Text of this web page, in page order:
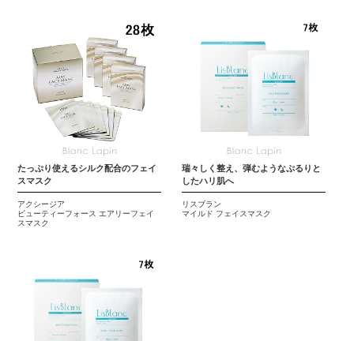
たっぷり使えるシルク配合のフェイ
スマスク
アクシージア
ビューティーフォース エアリーフェイ
スマスク
瑞々しく整え、弾むようなぷるりと
したハリ肌へ
リスブラン
マイルド フェイスマスク